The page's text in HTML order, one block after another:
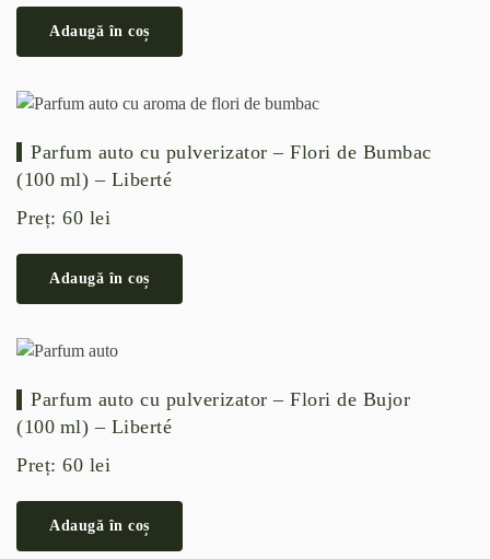
Adaugă în coș
Parfum auto cu pulverizator – Flori de Bumbac
(100 ml) – Liberté
Preț: 60 lei
Adaugă în coș
Parfum auto cu pulverizator – Flori de Bujor
(100 ml) – Liberté
Preț: 60 lei
Adaugă în coș